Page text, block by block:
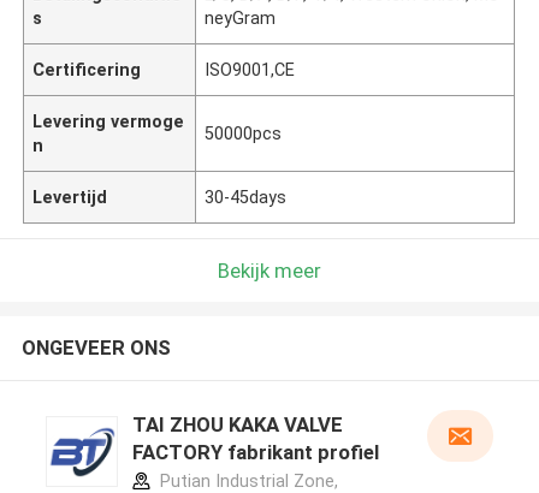
s
neyGram
Certificering ISO9001,CE
Levering vermoge
n
50000pcs
Levertijd 30-45days
Bekijk meer
ONGEVEER ONS
TAI ZHOU KAKA VALVE
FACTORY fabrikant profiel
Putian Industrial Zone,